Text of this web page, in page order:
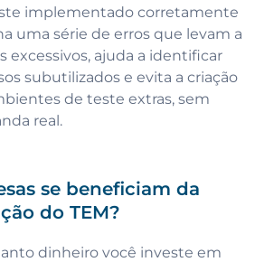
implementado corretamente
uma série de erros que levam a
excessivos, ajuda a identificar
subutilizados e evita a criação
de teste extras, sem
real.
se beneficiam da
do TEM?
dinheiro você investe em